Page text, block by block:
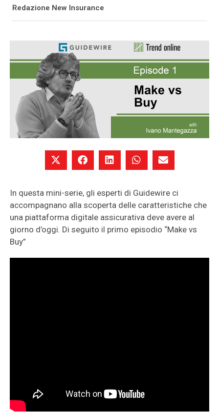
Redazione New Insurance
In questa mini-serie, gli esperti di Guidewire ci
accompagnano alla scoperta delle caratteristiche che
una piattaforma digitale assicurativa deve avere al
giorno d’oggi. Di seguito il primo episodio “Make vs
Buy”